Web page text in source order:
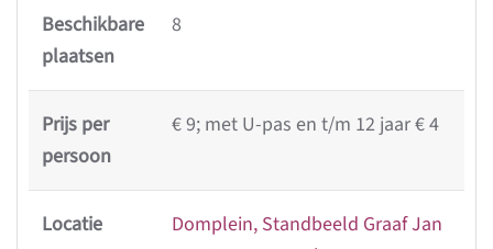
Beschikbare
plaatsen
8
Prijs per
persoon
€ 9; met U-pas en t/m 12 jaar € 4
Locatie
Domplein, Standbeeld Graaf Jan